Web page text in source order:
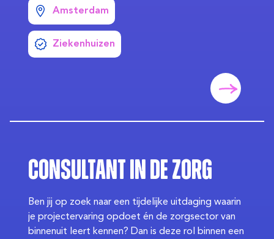
Amsterdam
Ziekenhuizen
Consultant in de Zorg
Ben jij op zoek naar een tijdelijke uitdaging waarin
je projectervaring opdoet én de zorgsector van
binnenuit leert kennen? Dan is deze rol binnen een